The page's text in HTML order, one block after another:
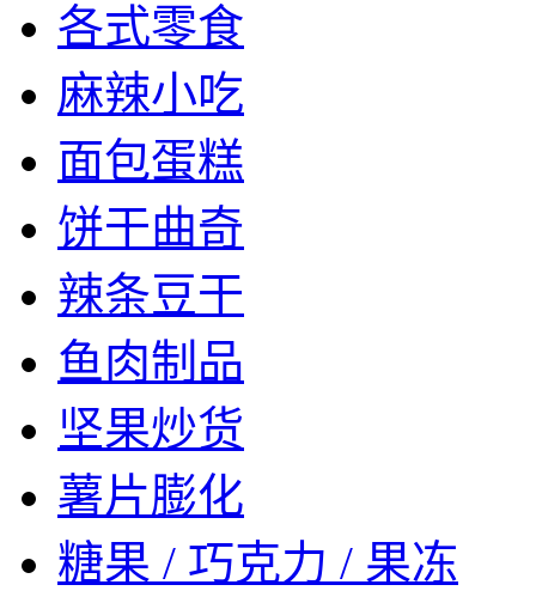
各式零食
麻辣小吃
面包蛋糕
饼干曲奇
辣条豆干
鱼肉制品
坚果炒货
薯片膨化
糖果 / 巧克力 / 果冻